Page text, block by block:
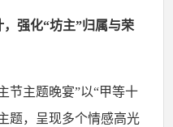
，强化“坊主”归属与荣
节主题晚宴”以“甲等十
题，呈现多个情感高光